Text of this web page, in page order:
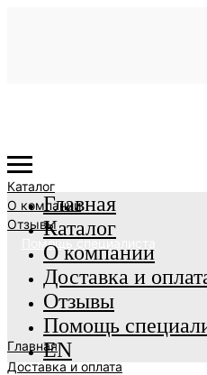
Каталог
О компании
Отзывы
Помощь специалиста
Главная
Доставка и оплата
Главная
Каталог
О компании
Доставка и
Отзывы
Помощь
EN